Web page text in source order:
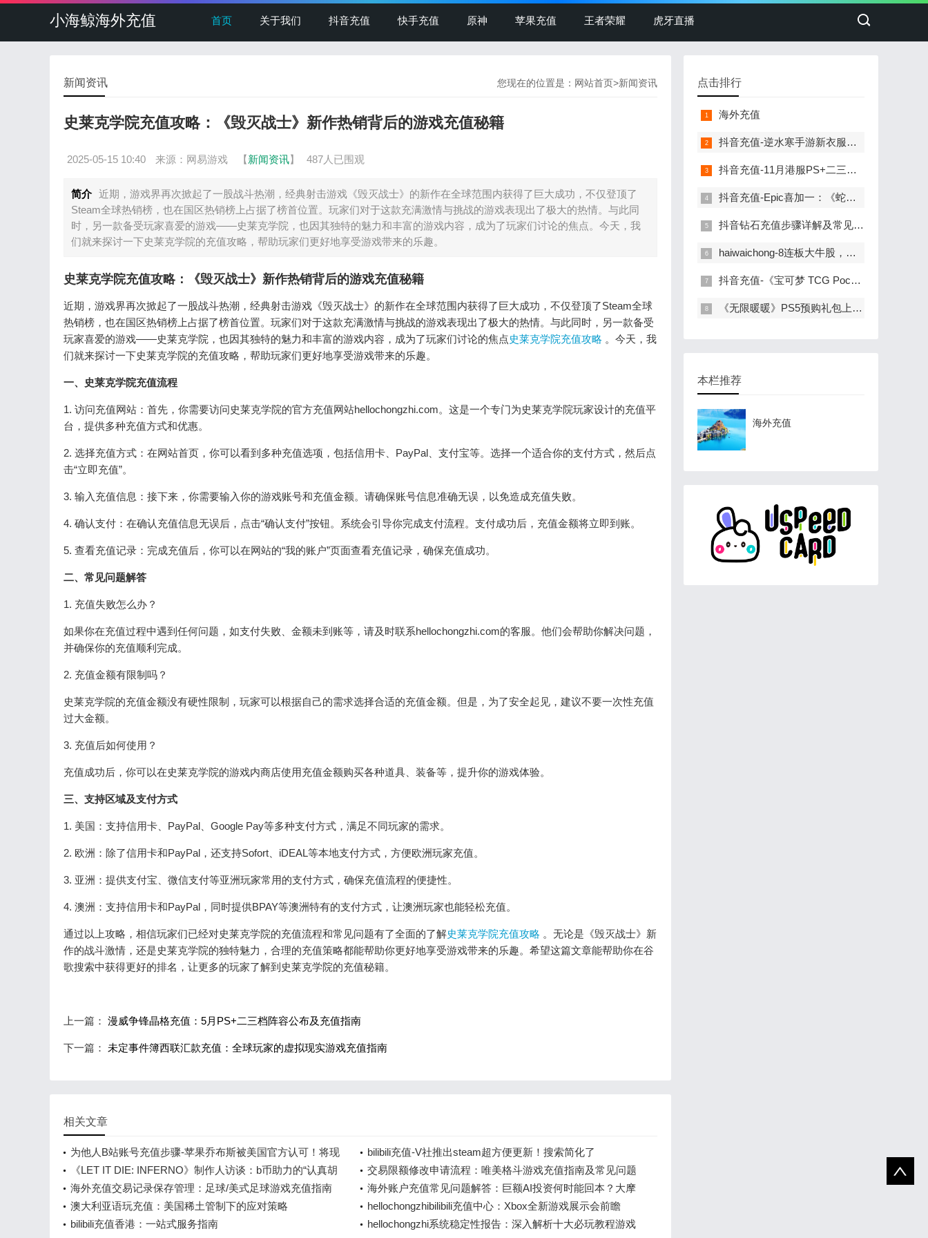
小海鲸海外充值 首页 关于我们 抖音充值 快手充值 原神 苹果充值 王者荣耀 虎牙直播
您现在的位置是： 网站首页>新闻资讯
新闻资讯
史莱克学院充值攻略：《毁灭战士》新作热销背后的游戏充值秘籍
2025-05-15 10:40 来源：网易游戏 【新闻资讯】 487人已围观
简介 近期，游戏界再次掀起了一股战斗热潮，经典射击游戏《毁灭战士》的新作在全球范围内获得了巨大成功，不仅登顶了
Steam全球热销榜，也在国区热销榜上占据了榜首位置。玩家们对于这款充满激情与挑战的游戏表现出了极大的热情。与此同
时，另一款备受玩家喜爱的游戏——史莱克学院，也因其独特的魅力和丰富的游戏内容，成为了玩家们讨论的焦点。今天，我
们就来探讨一下史莱克学院的充值攻略，帮助玩家们更好地享受游戏带来的乐趣。
史莱克学院充值攻略：《毁灭战士》新作热销背后的游戏充值秘籍
近期，游戏界再次掀起了一股战斗热潮，经典射击游戏《毁灭战士》的新作在全球范围内获得了巨大成功，不仅登顶了Steam全球
热销榜，也在国区热销榜上占据了榜首位置。玩家们对于这款充满激情与挑战的游戏表现出了极大的热情。与此同时，另一款备受
玩家喜爱的游戏——史莱克学院，也因其独特的魅力和丰富的游戏内容，成为了玩家们讨论的焦点史莱克学院充值攻略 。今天，我
们就来探讨一下史莱克学院的充值攻略，帮助玩家们更好地享受游戏带来的乐趣。
一、史莱克学院充值流程
1. 访问充值网站：首先，你需要访问史莱克学院的官方充值网站hellochongzhi.com。这是一个专门为史莱克学院玩家设计的充值平
台，提供多种充值方式和优惠。
2. 选择充值方式：在网站首页，你可以看到多种充值选项，包括信用卡、PayPal、支付宝等。选择一个适合你的支付方式，然后点
击“立即充值”。
3. 输入充值信息：接下来，你需要输入你的游戏账号和充值金额。请确保账号信息准确无误，以免造成充值失败。
4. 确认支付：在确认充值信息无误后，点击“确认支付”按钮。系统会引导你完成支付流程。支付成功后，充值金额将立即到账。
5. 查看充值记录：完成充值后，你可以在网站的“我的账户”页面查看充值记录，确保充值成功。
二、常见问题解答
1. 充值失败怎么办？
如果你在充值过程中遇到任何问题，如支付失败、金额未到账等，请及时联系hellochongzhi.com的客服。他们会帮助你解决问题，
并确保你的充值顺利完成。
2. 充值金额有限制吗？
史莱克学院的充值金额没有硬性限制，玩家可以根据自己的需求选择合适的充值金额。但是，为了安全起见，建议不要一次性充值
过大金额。
3. 充值后如何使用？
充值成功后，你可以在史莱克学院的游戏内商店使用充值金额购买各种道具、装备等，提升你的游戏体验。
三、支持区域及支付方式
1. 美国：支持信用卡、PayPal、Google Pay等多种支付方式，满足不同玩家的需求。
2. 欧洲：除了信用卡和PayPal，还支持Sofort、iDEAL等本地支付方式，方便欧洲玩家充值。
3. 亚洲：提供支付宝、微信支付等亚洲玩家常用的支付方式，确保充值流程的便捷性。
4. 澳洲：支持信用卡和PayPal，同时提供BPAY等澳洲特有的支付方式，让澳洲玩家也能轻松充值。
通过以上攻略，相信玩家们已经对史莱克学院的充值流程和常见问题有了全面的了解史莱克学院充值攻略 。无论是《毁灭战士》新
作的战斗激情，还是史莱克学院的独特魅力，合理的充值策略都能帮助你更好地享受游戏带来的乐趣。希望这篇文章能帮助你在谷
歌搜索中获得更好的排名，让更多的玩家了解到史莱克学院的充值秘籍。
上一篇： 漫威争锋晶格充值：5月PS+二三档阵容公布及充值指南
下一篇： 未定事件簿西联汇款充值：全球玩家的虚拟现实游戏充值指南
相关文章
为他人B站账号充值步骤-苹果乔布斯被美国官方认可！将现
身在1美元纪念币上
bilibili充值-V社推出steam超方便更新！搜索简化了
《LET IT DIE: INFERNO》制作人访谈：b币助力的“认真胡
闹”
交易限额修改申请流程：唯美格斗游戏充值指南及常见问题
解答
海外充值交易记录保存管理：足球/美式足球游戏充值指南
海外账户充值常见问题解答：巨额AI投资何时能回本？大摩
预测2028年
澳大利亚语玩充值：美国稀土管制下的应对策略
hellochongzhibilibili充值中心：Xbox全新游戏展示会前瞻
bilibili充值香港：一站式服务指南
hellochongzhi系统稳定性报告：深入解析十大必玩教程游戏
点击排行
海外充值
抖音充值-逆水寒手游新衣服刚上线销冠就重拳出击！圈外人最喜欢看的一集！
抖音充值-11月港服PS+二三档会免公布！消光2、如龙维新极等
抖音充值-Epic喜加一：《蛇鸟：完整版》免费领取
抖音钻石充值步骤详解及常见问题解答
haiwaichong-8连板大牛股，遭证监会立案调查！
抖音充值-《宝可梦 TCG Pocket》更新计划：将推出交换功能
《无限暖暖》PS5预购礼包上架：国服售价68元，小陪伴充值更添乐趣
本栏推荐
海外充值